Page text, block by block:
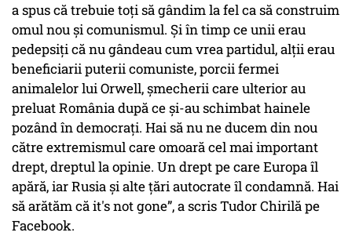
a spus că trebuie toți să gândim la fel ca să construim
omul nou și comunismul. Și în timp ce unii erau
pedepsiți că nu gândeau cum vrea partidul, alții erau
beneficiarii puterii comuniste, porcii fermei
animalelor lui Orwell, șmecherii care ulterior au
preluat România după ce și-au schimbat hainele
pozând în democrați. Hai să nu ne ducem din nou
către extremismul care omoară cel mai important
drept, dreptul la opinie. Un drept pe care Europa îl
apără, iar Rusia și alte țări autocrate îl condamnă. Hai
să arătăm că it's not gone”, a scris Tudor Chirilă pe
Facebook.